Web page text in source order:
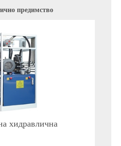
предимство
хидравлична